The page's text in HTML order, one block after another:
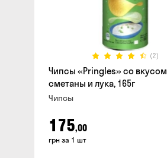
(2)
Чипсы «Pringles» со вкусом
сметаны и лука, 165г
Чипсы
175,00
грн за 1 шт